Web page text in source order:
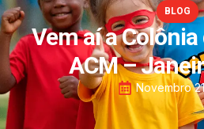
BLOG
Vem aí a
ACM –
Novembro